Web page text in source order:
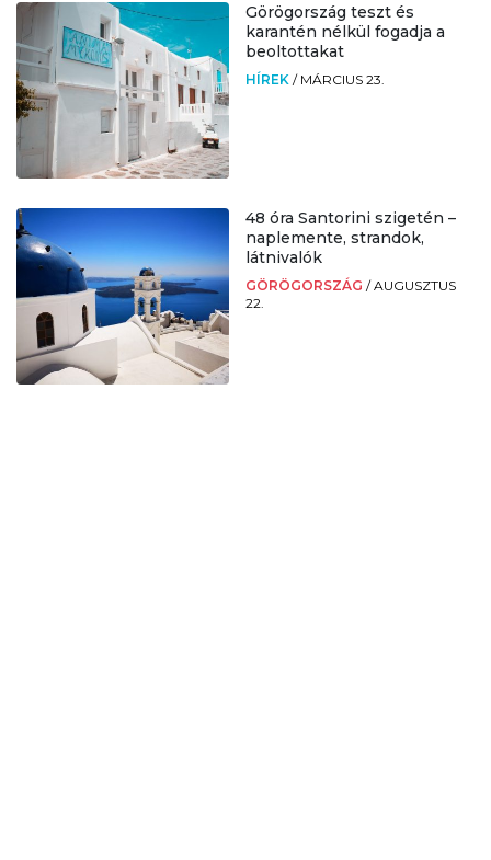
Görögország teszt és
karantén nélkül fogadja a
beoltottakat
HÍREK / MÁRCIUS 23.
48 óra Santorini szigetén –
naplemente, strandok,
látnivalók
GÖRÖGORSZÁG /AUGUSZTUS
22.